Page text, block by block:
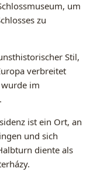
um
zu
Stil,
verbreitet
wurde im
ist ein Ort, an
und sich
diente als